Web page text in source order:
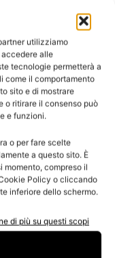
utilizziamo
alle
tecnologie permetterà a
come il comportamento
sito e di mostrare
o ritirare il consenso può
e funzioni.
o per fare scelte
a questo sito. È
momento, compreso il
Policy o cliccando
inferiore dello schermo.
di più su questi scopi
di potenza grazie
di un’ampia
30.000 unità
sotto il
della durata nel
ISO
in campo
al mondo in
rappresentati dai
con controlli
altamente